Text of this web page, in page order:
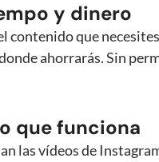
y dinero
contenido que
ahorrarás. Sin
que funciona
las vídeos de